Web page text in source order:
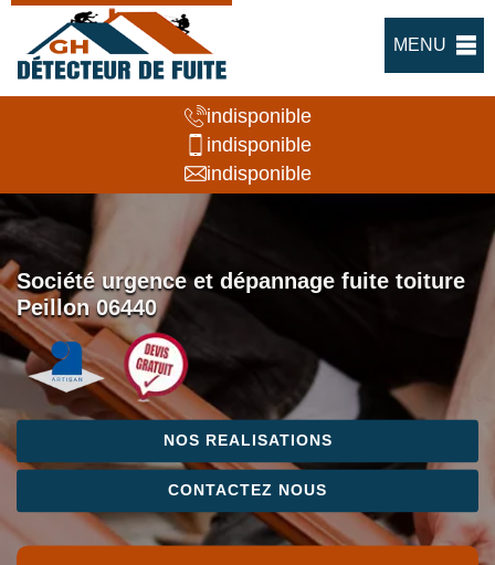
MENU
indisponible
indisponible
indisponible
Société urgence et dépannage fuite toiture
Peillon 06440
NOS REALISATIONS
CONTACTEZ NOUS